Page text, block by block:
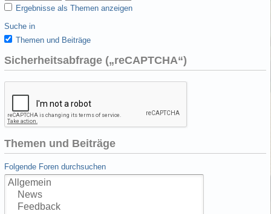
Ergebnisse als Themen anzeigen
Suche in
Themen und Beiträge
Sicherheitsabfrage („reCAPTCHA“)
Themen und Beiträge
Folgende Foren durchsuchen